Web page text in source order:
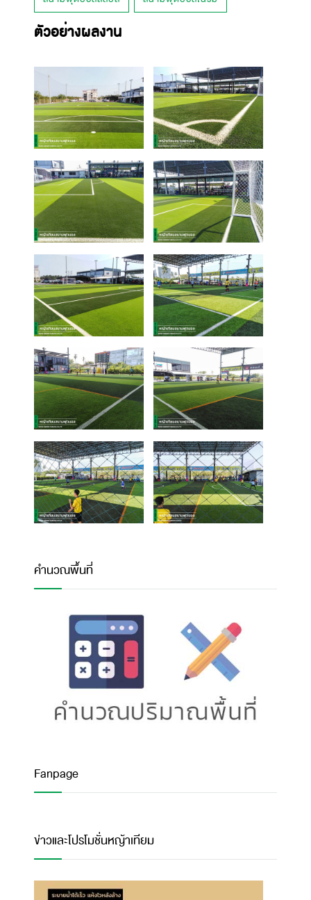
ตัวอย่างผลงาน
คำนวณพื้นที่
Fanpage
ข่าวและโปรโมชั่นหญ้าเทียม